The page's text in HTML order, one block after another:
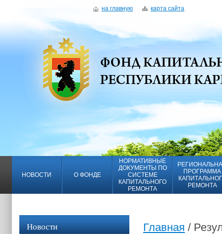
на главную карта сайта
НОВОСТИ О ФОНДЕ
НОРМАТИВНЫЕ
ДОКУМЕНТЫ ПО
СИСТЕМЕ
КАПИТАЛЬНОГО
РЕМОНТА
ПРОГРАММА
РЕМОНТА
Новости Главная /